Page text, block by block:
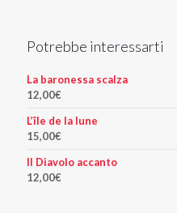
Potrebbe interessarti
La baronessa scalza
12,00€
L’île de la lune
15,00€
Il Diavolo accanto
12,00€